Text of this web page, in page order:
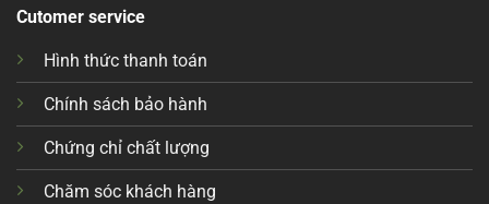
Cutomer service
Hình thức thanh toán
Chính sách bảo hành
Chứng chỉ chất lượng
Chăm sóc khách hàng